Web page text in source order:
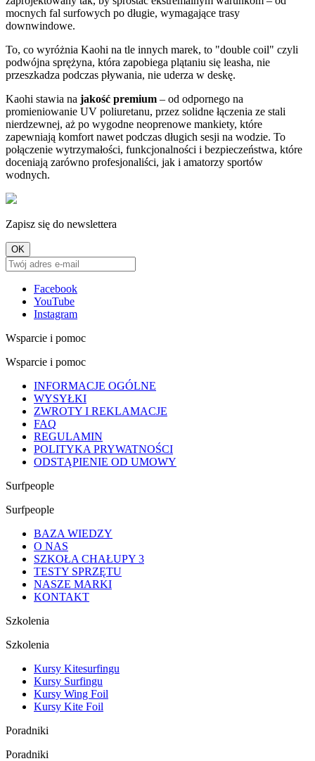
mocnych fal surfowych po długie, wymagające trasy
downwindowe.
To, co wyróżnia Kaohi na tle innych marek, to "double coil" czyli
podwójna sprężyna, która zapobiega plątaniu się leasha, nie
przeszkadza podczas pływania, nie uderza w deskę.
Kaohi stawia na jakość premium – od odpornego na
promieniowanie UV poliuretanu, przez solidne łączenia ze stali
nierdzewnej, aż po wygodne neoprenowe mankiety, które
zapewniają komfort nawet podczas długich sesji na wodzie. To
połączenie wytrzymałości, funkcjonalności i bezpieczeństwa, które
doceniają zarówno profesjonaliści, jak i amatorzy sportów
wodnych.
Zapisz się do newslettera
Facebook
YouTube
Instagram
Wsparcie i pomoc
Wsparcie i pomoc
INFORMACJE OGÓLNE
WYSYŁKI
ZWROTY I REKLAMACJE
FAQ
REGULAMIN
POLITYKA PRYWATNOŚCI
ODSTĄPIENIE OD UMOWY
Surfpeople
Surfpeople
BAZA WIEDZY
O NAS
SZKOŁA CHAŁUPY 3
TESTY SPRZĘTU
NASZE MARKI
KONTAKT
Szkolenia
Szkolenia
Kursy Kitesurfingu
Kursy Surfingu
Kursy Wing Foil
Kursy Kite Foil
Poradniki
Poradniki